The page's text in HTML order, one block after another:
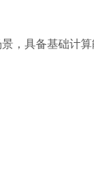
，具备基础计算